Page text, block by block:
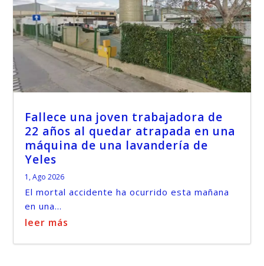
Fallece una joven trabajadora de
22 años al quedar atrapada en una
máquina de una lavandería de
Yeles
1, Ago 2026
El mortal accidente ha ocurrido esta mañana
en una...
leer más